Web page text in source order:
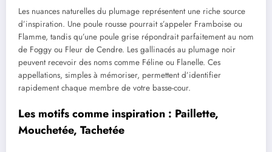
Les nuances naturelles du plumage représentent une riche source
d’inspiration. Une poule rousse pourrait s’appeler Framboise ou
Flamme, tandis qu’une poule grise répondrait parfaitement au nom
de Foggy ou Fleur de Cendre. Les gallinacés au plumage noir
peuvent recevoir des noms comme Féline ou Flanelle. Ces
appellations, simples à mémoriser, permettent d’identifier
rapidement chaque membre de votre basse-cour.
Les motifs comme inspiration : Paillette,
Mouchetée, Tachetée